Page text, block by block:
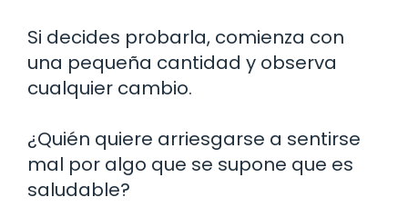
Si decides probarla, comienza con
una pequeña cantidad y observa
cualquier cambio.
¿Quién quiere arriesgarse a sentirse
mal por algo que se supone que es
saludable?